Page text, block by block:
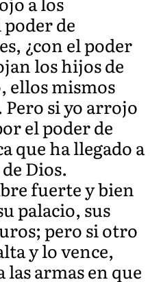
de
¿con el poder
los hijos de
ellos mismos
Pero si yo arrojo
el poder de
que ha llegado a
Dios.
fuerte y bien
palacio, sus
pero si otro
y lo vence,
armas en que